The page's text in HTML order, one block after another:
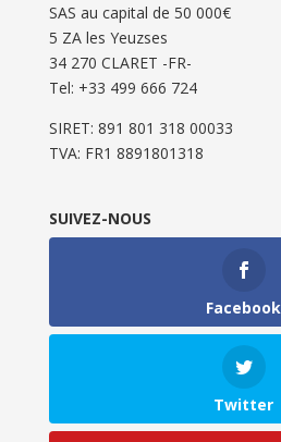
SAS au capital de 50 000€
5 ZA les Yeuzses
34 270 CLARET -FR-
Tel: ‭+33 499 666 724‬
SIRET: 891 801 318 00033
TVA: FR1 8891801318
SUIVEZ-NOUS
Facebook
Twitter